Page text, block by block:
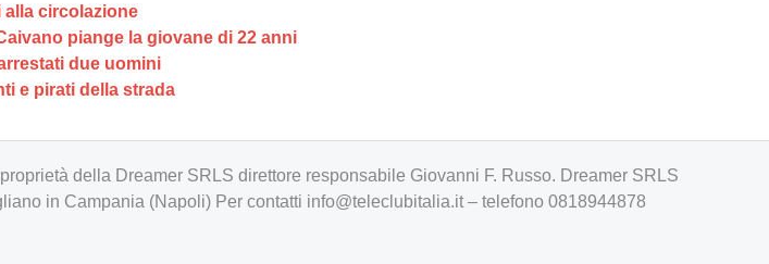
alla circolazione
piange la giovane di 22 anni
due uomini
e pirati della strada
della Dreamer SRLS direttore responsabile Giovanni F. Russo. Dreamer SRLS
in Campania (Napoli) Per contatti info@teleclubitalia.it – telefono 0818944878